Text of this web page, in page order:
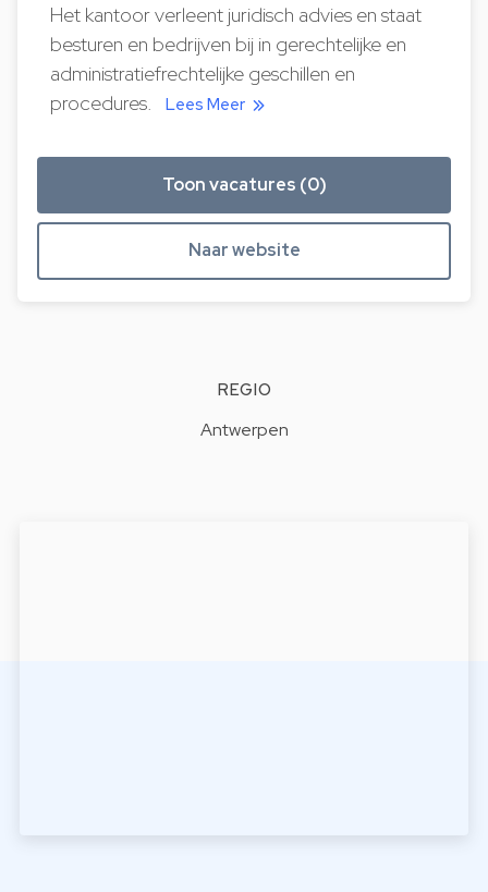
Het kantoor verleent juridisch advies en staat
besturen en bedrijven bij in gerechtelijke en
administratiefrechtelijke geschillen en
procedures.Lees Meer
Toon vacatures (0)
Naar website
REGIO
Antwerpen